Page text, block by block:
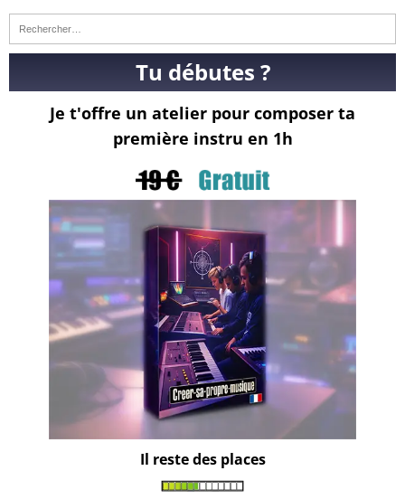
Tu débutes ?
Je t'offre un atelier pour composer ta
première instru en 1h
Il reste des places